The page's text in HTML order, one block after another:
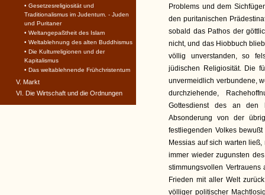
Problems und dem
den puritanischen
sobald das Pathos der
nicht, und das Hiobbuch
völlig unverstanden, so
jüdischen Religiosität. Die
unvermeidlich verbundene,
durchziehende,
Gottesdienst des an den
Absonderung von der
festliegenden Volkes
Messias auf sich warten
immer wieder zugunsten
stimmungsvollen
Frieden mit aller Welt
völliger politischer
• Gesetzesreligiosität und
Traditionalismus im Judentum. - Juden
und Puritaner
• Weltangepaßtheit des Islam
• Weltablehnung des alten Buddhismus
• Die Kulturreligionen und der
Kapitalismus
• Das weltablehnende Frühchristentum
V. Markt
VI. Die Wirtschaft und die Ordnungen